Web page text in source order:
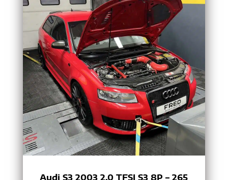
Audi S3 2003 2.0 TFSI S3 8P – 265